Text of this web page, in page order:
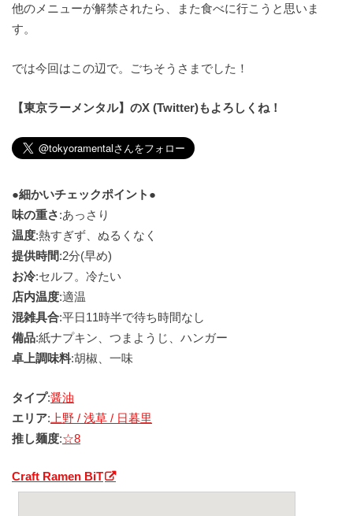
他のメニューが解禁されたら、また食べに行こうと思いま
す。
では今回はこの辺で。ごちそうさまでした！
【東京ラーメンタル】のX (Twitter)もよろしくね！
●細かいチェックポイント●
味の重さ:あっさり
温度:熱すぎず、ぬるくなく
提供時間:2分(早め)
お冷:セルフ。冷たい
店内温度:適温
混雑具合:平日11時半で待ち時間なし
備品:紙ナプキン、つまようじ、ハンガー
卓上調味料:胡椒、一味
タイプ:醤油
エリア: 上野 / 浅草 / 日暮里
推し麺度:☆8
Craft Ramen BiT